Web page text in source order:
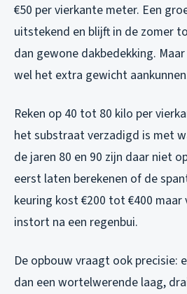
€50 per vierkante meter. Een
uitstekend en blijft in de zomer
dan gewone dakbedekking.
wel het extra gewicht
Reken op 40 tot 80 kilo per
het substraat verzadigd is met
de jaren 80 en 90 zijn daar niet
eerst laten berekenen of de
keuring kost €200 tot €400
instort na een regenbui.
De opbouw vraagt ook precisie:
dan een wortelwerende laag,